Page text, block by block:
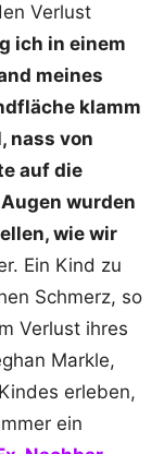
Verlust
ich in einem
meines
klamm
nass von
auf die
wurden
wie wir
Ein Kind zu
Schmerz, so
Verlust ihres
Markle,
erleben,
ein